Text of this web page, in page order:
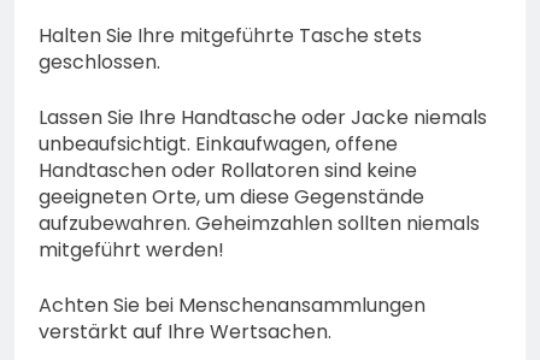
Halten Sie Ihre mitgeführte Tasche stets
geschlossen.
Lassen Sie Ihre Handtasche oder Jacke niemals
unbeaufsichtigt. Einkaufwagen, offene
Handtaschen oder Rollatoren sind keine
geeigneten Orte, um diese Gegenstände
aufzubewahren. Geheimzahlen sollten niemals
mitgeführt werden!
Achten Sie bei Menschenansammlungen
verstärkt auf Ihre Wertsachen.